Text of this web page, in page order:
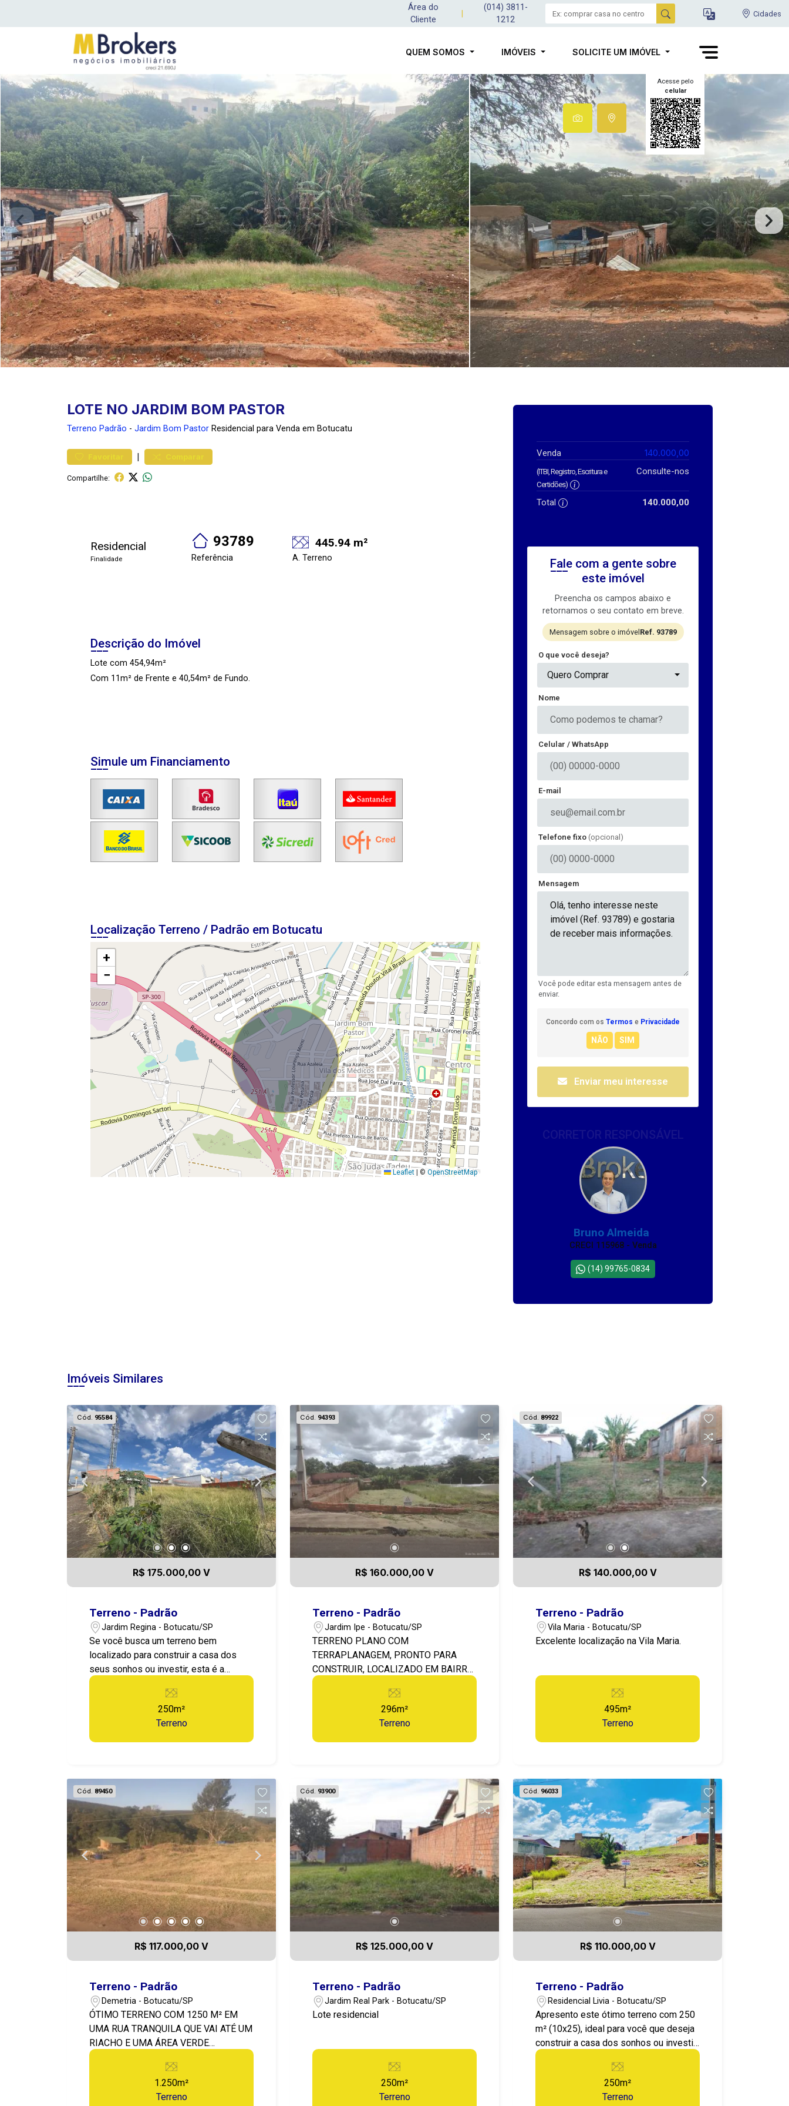
Área do
Cliente
(014) 3811-
1212
Cidades
QUEM SOMOS IMÓVEIS SOLICITE UM IMÓVEL
Acesse pelo
celular
LOTE NO JARDIM BOM PASTOR
Terreno Padrão - Jardim Bom Pastor Residencial para Venda em Botucatu
Favoritar | Comparar
Compartilhe:
Residencial
Finalidade
93789
Referência
445.94 m²
A. Terreno
Descrição do Imóvel
Lote com 454,94m²
Com 11m² de Frente e 40,54m² de Fundo.
Simule um Financiamento
Localização Terreno / Padrão em Botucatu
+
−
Leaflet © OpenStreetMap
Venda 140.000,00
(ITBI, Registro, Escritura e
Certidões)
Consulte-nos
Total 140.000,00
Fale com a gente sobre
este imóvel
Preencha os campos abaixo e
retornamos o seu contato em breve.
Mensagem sobre o imóvel Ref. 93789
O que você deseja?
Quero Comprar
Nome
Celular / WhatsApp
E-mail
Telefone fixo (opcional)
Mensagem
Você pode editar esta mensagem antes de
enviar.
Concordo com os Termos e Privacidade
Enviar meu interesse
Bruno Almeida
CRECI 115968 - Venda
(14) 99765-0834
Imóveis Similares
Cód. 95584
R$ 175.000,00 V
Terreno - Padrão
Jardim Regina - Botucatu/SP
Se você busca um terreno bem
localizado para construir a casa dos
seus sonhos ou investir, esta é a
oportunidade perfeita! Diferenciais: -
Localização privilegiada ? Próximo a
comércios, escolas, supermercados e
transporte público; - Região valorizada
? Ideal para moradia ou investimento; -
poucos minutos do centro da cidade e
das principais vias. Não perca essa
oportunidade! Entre em contato para
mais informações ou agendar uma
visita.
250m²
Terreno
Cód. 94393
R$ 160.000,00 V
Terreno - Padrão
Jardim Ipe - Botucatu/SP
TERRENO PLANO COM
TERRAPLANAGEM, PRONTO PARA
CONSTRUIR, LOCALIZADO EM BAIRRO
TRANQUILO E COM ALTO ÍNDICE DE
VALORIZAÇÃO IMOBILIÁRIA.
296m²
Terreno
Cód. 89922
R$ 140.000,00 V
Terreno - Padrão
Vila Maria - Botucatu/SP
Excelente localização na Vila Maria.
495m²
Terreno
Cód. 89450
R$ 117.000,00 V
Terreno - Padrão
Demetria - Botucatu/SP
ÓTIMO TERRENO COM 1250 M² EM
UMA RUA TRANQUILA QUE VAI ATÉ UM
RIACHO E UMA ÁREA VERDE
PRESERVADA.
1.250m²
Terreno
Cód. 93900
R$ 125.000,00 V
Terreno - Padrão
Jardim Real Park - Botucatu/SP
Lote residencial
250m²
Terreno
Cód. 96033
R$ 110.000,00 V
Terreno - Padrão
Residencial Livia - Botucatu/SP
Apresento este ótimo terreno com 250
m² (10x25), ideal para você que deseja
construir a casa dos sonhos ou investir
em um projeto imobiliário com
excelente potencial de valorização.
Localizado em uma área tranquila e em
constante desenvolvimento, o lote
250m²
Terreno